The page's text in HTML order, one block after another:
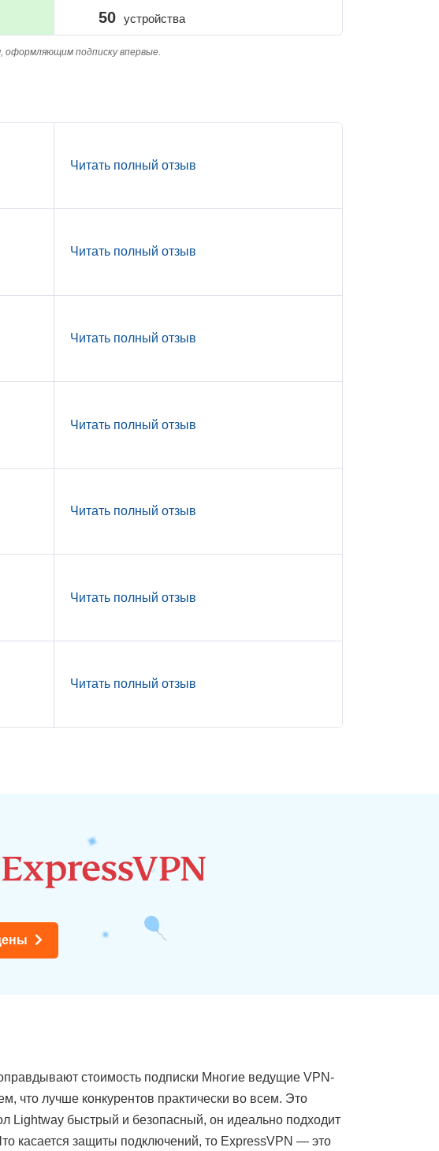
50 устройства
оформляющим подписку впервые.
Читать полный отзыв
Читать полный отзыв
Читать полный отзыв
Читать полный отзыв
Читать полный отзыв
Читать полный отзыв
Читать полный отзыв
стоимость подписки Многие ведущие VPN-
что лучше конкурентов практически во всем. Это
Lightway быстрый и безопасный, он идеально подходит
касается защиты подключений, то ExpressVPN — это